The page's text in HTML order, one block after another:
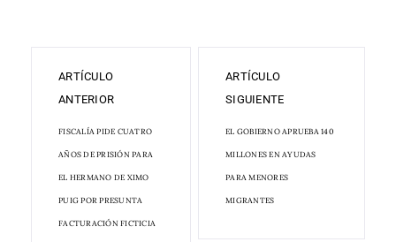
ARTÍCULO
ANTERIOR
FISCALÍA PIDE CUATRO
AÑOS DE PRISIÓN PARA
EL HERMANO DE XIMO
PUIG POR PRESUNTA
FACTURACIÓN FICTICIA
ARTÍCULO
SIGUIENTE
EL GOBIERNO APRUEBA 140
MILLONES EN AYUDAS
PARA MENORES
MIGRANTES